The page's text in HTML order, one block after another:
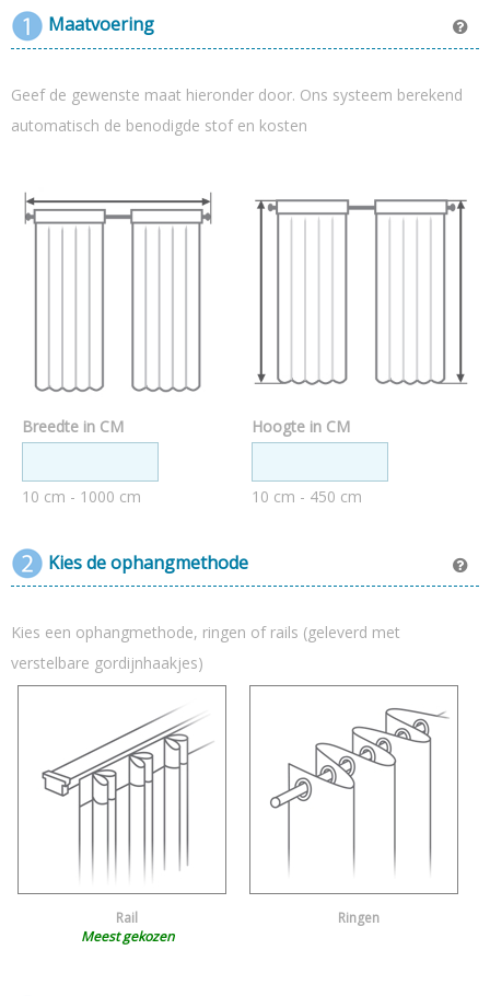
Collectie velours verduisterend: Capri
Hoge lichtdichtheid van 95%
Exact op maat gemaakt tot 10 meter breed
Tijdelijk gratis bezorging t.w.v. 29,00
Maatvoering
Geef de gewenste maat hieronder door. Ons systeem berekend
automatisch de benodigde stof en kosten
Breedte in CM
10 cm - 1000 cm
Hoogte in CM
10 cm - 450 cm
Kies de ophangmethode
Kies een ophangmethode, ringen of rails (geleverd met
verstelbare gordijnhaakjes)
Rail
Meest gekozen
Ringen